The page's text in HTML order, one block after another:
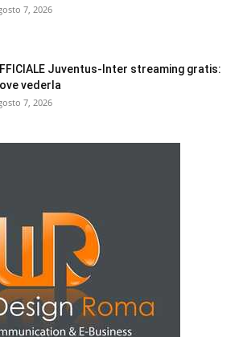
7, 2026
Juventus-Inter streaming gratis:
vederla
7, 2026